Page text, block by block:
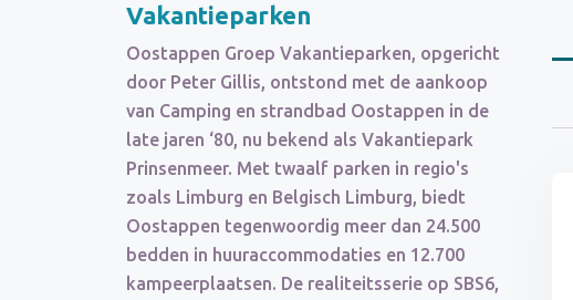
Vakantieparken
Oostappen Groep Vakantieparken, opgericht
door Peter Gillis, ontstond met de aankoop
van Camping en strandbad Oostappen in de
late jaren ‘80, nu bekend als Vakantiepark
Prinsenmeer. Met twaalf parken in regio's
zoals Limburg en Belgisch Limburg, biedt
Oostappen tegenwoordig meer dan 24.500
bedden in huuraccommodaties en 12.700
kampeerplaatsen. De realiteitsserie op SBS6,